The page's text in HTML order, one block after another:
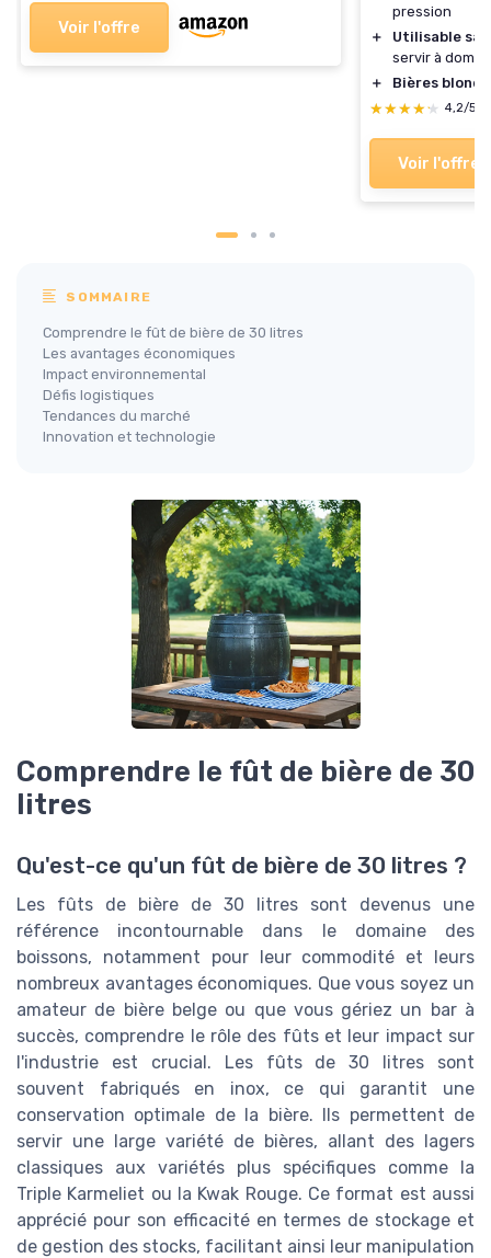
Voir l'offre
pression
＋
Utilisable
servir à
＋
Bières
★★★★★
★★★★★ 4,2/5
Voir l'offre
SOMMAIRE
Comprendre le fût de bière de 30 litres
Les avantages économiques
Impact environnemental
Défis logistiques
Tendances du marché
Innovation et technologie
Comprendre le fût de bière de 30
litres
Qu'est-ce qu'un fût de bière de 30 litres ?
Les fûts de bière de 30 litres sont devenus une
référence incontournable dans le domaine des
boissons, notamment pour leur commodité et leurs
nombreux avantages économiques. Que vous soyez un
amateur de bière belge ou que vous gériez un bar à
succès, comprendre le rôle des fûts et leur impact sur
l'industrie est crucial. Les fûts de 30 litres sont
souvent fabriqués en inox, ce qui garantit une
conservation optimale de la bière. Ils permettent de
servir une large variété de bières, allant des lagers
classiques aux variétés plus spécifiques comme la
Triple Karmeliet ou la Kwak Rouge. Ce format est aussi
apprécié pour son efficacité en termes de stockage et
de gestion des stocks, facilitant ainsi leur manipulation